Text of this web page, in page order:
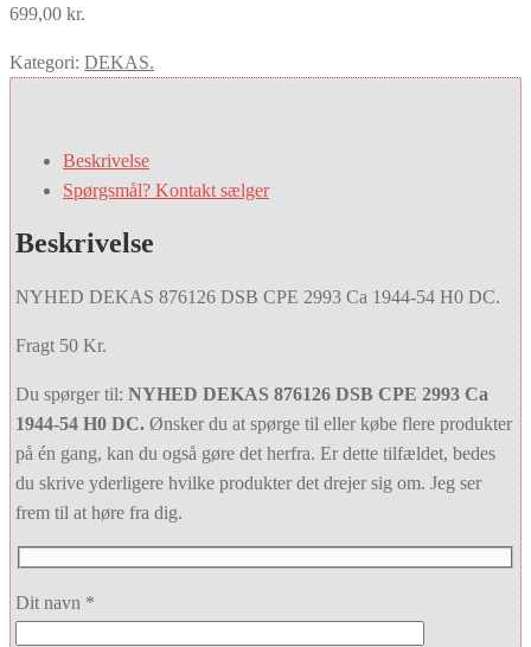
699,00 kr.
Kategori: DEKAS.
Beskrivelse
Spørgsmål? Kontakt sælger
Beskrivelse
NYHED DEKAS 876126 DSB CPE 2993 Ca 1944-54 H0 DC.
Fragt 50 Kr.
Du spørger til: NYHED DEKAS 876126 DSB CPE 2993 Ca
1944-54 H0 DC. Ønsker du at spørge til eller købe flere produkter
på én gang, kan du også gøre det herfra. Er dette tilfældet, bedes
du skrive yderligere hvilke produkter det drejer sig om. Jeg ser
frem til at høre fra dig.
Dit navn *